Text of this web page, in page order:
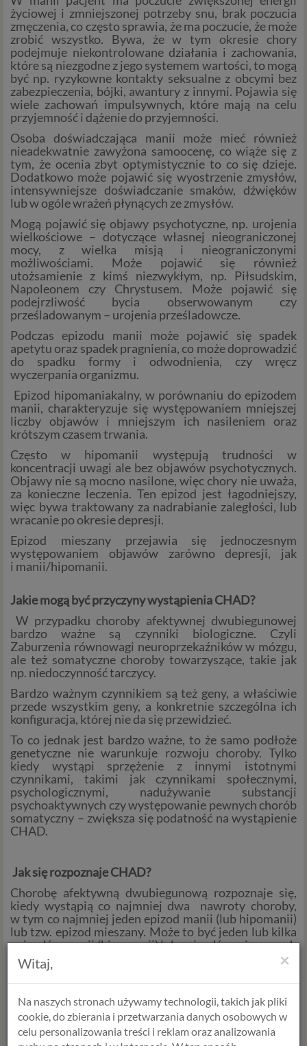
życiowej i zmniejszonej potrzeby snu, brak poczucia
zmęczenia, co często sprawia, że ma poczucie, że może
zrobić wszystko. Bywa, że w tym okresie chory
podejmuje niekontrolowane działania i zachowania,
które są niezgodne z jego systemem wartości, to mogą
być np. ryzykowne kontakty seksualne z obcymi bez
zabezpieczenia, bójki, awantury z innymi. Pojawia się
wiele zachowań impulsywnych, które mają na celu
przyjemność i dążenie do przyjemności.
Osoba doświadczająca manii może mieć również
nieadekwatnie zawyżona samoocenę, co wiąże się z
tym, że ocenia zbyt optymistycznie to co się dzieje.
Dodatkowo może pojawić się wyostrzenie zmysłów,
intensywniejsze doświadczanie smaków, dźwięków
lub w ogóle wrażeń płynących ze zmysłów.
Mogą pojawić się objawy psychotyczne, np. urojenia
wielkościowe – dotyczące własnej nieograniczonej
mocy, z wielka misją i nieograniczonymi
możliwościami. Może pojawić się również
utożsamienie z kimś niezwykłym, np. Piłsudskim,
Napoleonem czy Chrystusem. Może pojawić się
podejrzliwość bycia obserwowanym czy
prześladowanym – urojenia prześladowcze.
Podczas epizodu manii może pojawić się spadek
apetytu oraz spadek pragnienia, co może doprowadzić
do spadku formy i odwodnienia, czy wręcz
wyczerpania organizmu.
Epizod hipomaniakalny, w porównaniu do epizodem
manii, charakteryzuje się występowaniem mniejszej
liczby objawów i mniejszym ich nasileniem oraz
krótszym czasem trwania.
Często w hipomanii występują trudności w
koncentracji uwagi ale bez objawów psychotycznych.
Objawy nie są mocno nasilone, więc chory nie uważa,
za konieczne leczenia. Ten epizod jest łagodniejszy,
więc bywa traktowany za nadrabianie zaległości, lub
wracanie po okresie depresji.
Epizod mieszany przejawia się jednoczesnym
występowaniem objawów zarówno depresji, jak
i manii/hipomanii.
Jakie mogą być przyczyny wystąpienia CHAD?
W przypadku choroby afektywnej dwubiegunowej
bardzo ważne są czynniki biologiczne. Czyli
Zaburzenia równowagi neuroprzekaźników w mózgu,
ale też somatyczne choroby towarzyszące, takie jak
np. niedoczynność tarczycy.
Bardzo ważnym czynnikiem są też geny, a właściwie
przede wszystkim geny, a konkretnie szczególna ich
konfiguracja, której nie da się przewidzieć.
To co jednak jest bardzo ważne, to że samo podłoże
genetyczne nie warunkuje rozwoju choroby. Tylko
kiedy wystąpi sprzężenie z innymi istotnymi
czynnikami, takimi jak czynnikami społecznymi,
psychologicznymi, nadużywanie substancji
psychoaktywnych czy występowanie pewnych chorób
somatyczny – zwiększa się podatność na wystąpienie
CHAD.
Jak się rozpoznaje CHAD?
Chorobę afektywną dwubiegunową rozpoznaje się,
kiedy wystąpią co najmniej dwa nawroty choroby,
w tym co najmniej jeden epizod manii (lub hipomanii)
lub tzw. epizod mieszany. Może to być jeden lub kilka
epizodów manii (hipomanii) lub epizodów mieszanych
rozdzielonych jednym lub kilkoma epizodami depresji.
przez wiele lat lub formułowane są niewłaściwe
rozpoznania i w związku z tym bardzo często jest
niewłaściwie leczona.
×
Witaj,
Na naszych stronach używamy technologii, takich jak pliki
cookie, do zbierania i przetwarzania danych osobowych w
celu personalizowania treści i reklam oraz analizowania